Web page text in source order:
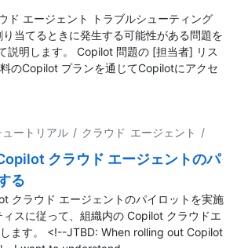
ド エージェント トラブルシューティング
当てるときに発生する可能性がある問題を
説明します。 Copilot 問題の [担当者] リス
のCopilot プランを通じてCopilotにアクセ
ートリアル / クラウド エージェント /
クラウド エージェントのパ
る
クラウド エージェントのパイロットを実施
スに従って、組織内の Copilot クラウドエ
ます。 <!--JTBD: When rolling out Copilot